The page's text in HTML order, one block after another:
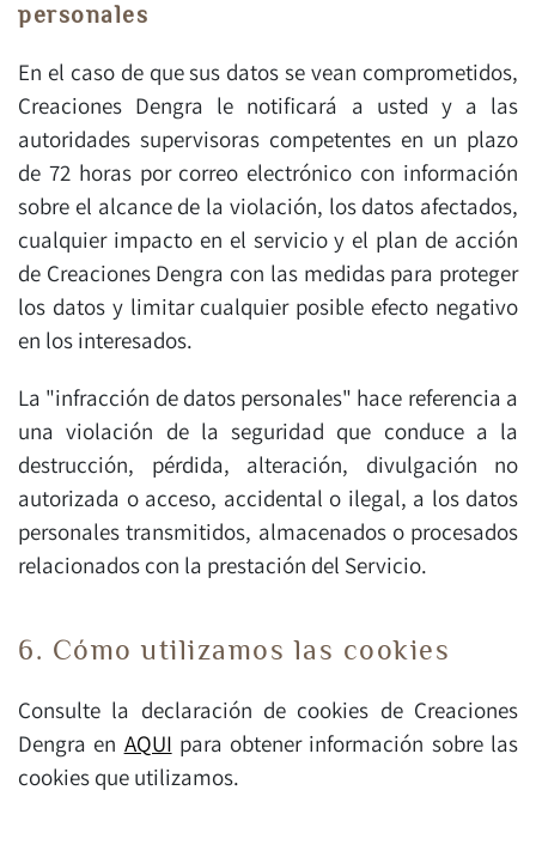
personales
En el caso de que sus datos se vean comprometidos,
Creaciones Dengra le notificará a usted y a las
autoridades supervisoras competentes en un plazo
de 72 horas por correo electrónico con información
sobre el alcance de la violación, los datos afectados,
cualquier impacto en el servicio y el plan de acción
de Creaciones Dengra con las medidas para proteger
los datos y limitar cualquier posible efecto negativo
en los interesados.
La "infracción de datos personales" hace referencia a
una violación de la seguridad que conduce a la
destrucción, pérdida, alteración, divulgación no
autorizada o acceso, accidental o ilegal, a los datos
personales transmitidos, almacenados o procesados
relacionados con la prestación del Servicio.
6. Cómo utilizamos las cookies
Consulte la declaración de cookies de Creaciones
Dengra en AQUI para obtener información sobre las
cookies que utilizamos.